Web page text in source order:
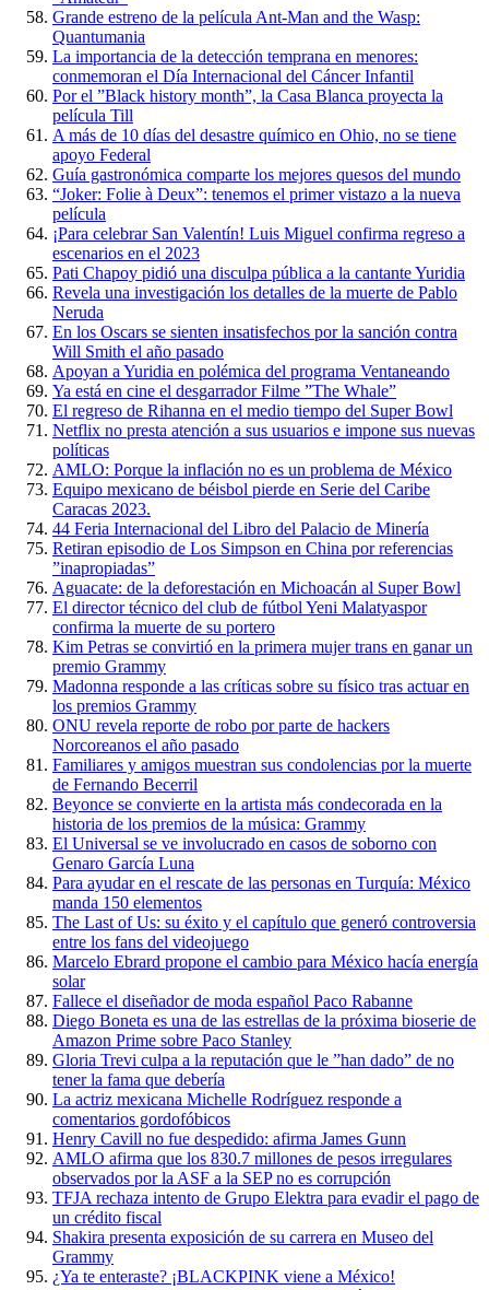
Grande estreno de la película Ant-Man and the Wasp:
Quantumania
La importancia de la detección temprana en menores:
conmemoran el Día Internacional del Cáncer Infantil
Por el ”Black history month”, la Casa Blanca proyecta la
película Till
A más de 10 días del desastre químico en Ohio, no se tiene
apoyo Federal
Guía gastronómica comparte los mejores quesos del mundo
“Joker: Folie à Deux”: tenemos el primer vistazo a la nueva
película
¡Para celebrar San Valentín! Luis Miguel confirma regreso a
escenarios en el 2023
Pati Chapoy pidió una disculpa pública a la cantante Yuridia
Revela una investigación los detalles de la muerte de Pablo
Neruda
En los Oscars se sienten insatisfechos por la sanción contra
Will Smith el año pasado
Apoyan a Yuridia en polémica del programa Ventaneando
Ya está en cine el desgarrador Filme ”The Whale”
El regreso de Rihanna en el medio tiempo del Super Bowl
Netflix no presta atención a sus usuarios e impone sus nuevas
políticas
AMLO: Porque la inflación no es un problema de México
Equipo mexicano de béisbol pierde en Serie del Caribe
Caracas 2023.
44 Feria Internacional del Libro del Palacio de Minería
Retiran episodio de Los Simpson en China por referencias
”inapropiadas”
Aguacate: de la deforestación en Michoacán al Super Bowl
El director técnico del club de fútbol Yeni Malatyaspor
confirma la muerte de su portero
Kim Petras se convirtió en la primera mujer trans en ganar un
premio Grammy
Madonna responde a las críticas sobre su físico tras actuar en
los premios Grammy
ONU revela reporte de robo por parte de hackers
Norcoreanos el año pasado
Familiares y amigos muestran sus condolencias por la muerte
de Fernando Becerril
Beyonce se convierte en la artista más condecorada en la
historia de los premios de la música: Grammy
El Universal se ve involucrado en casos de soborno con
Genaro García Luna
Para ayudar en el rescate de las personas en Turquía: México
manda 150 elementos
The Last of Us: su éxito y el capítulo que generó controversia
entre los fans del videojuego
Marcelo Ebrard propone el cambio para México hacía energía
solar
Fallece el diseñador de moda español Paco Rabanne
Diego Boneta es una de las estrellas de la próxima bioserie de
Amazon Prime sobre Paco Stanley
Gloria Trevi culpa a la reputación que le ”han dado” de no
tener la fama que debería
La actriz mexicana Michelle Rodríguez responde a
comentarios gordofóbicos
Henry Cavill no fue despedido: afirma James Gunn
AMLO afirma que los 830.7 millones de pesos irregulares
observados por la ASF a la SEP no es corrupción
TFJA rechaza intento de Grupo Elektra para evadir el pago de
un crédito fiscal
Shakira presenta exposición de su carrera en Museo del
Grammy
¿Ya te enteraste? ¡BLACKPINK viene a México!